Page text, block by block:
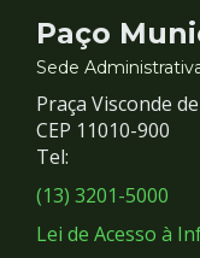
e
Redes
Sociais
Paço
Sede
Praça Visconde
CEP 11010-900
Tel:
(13) 3201-5000
Lei de Acesso à